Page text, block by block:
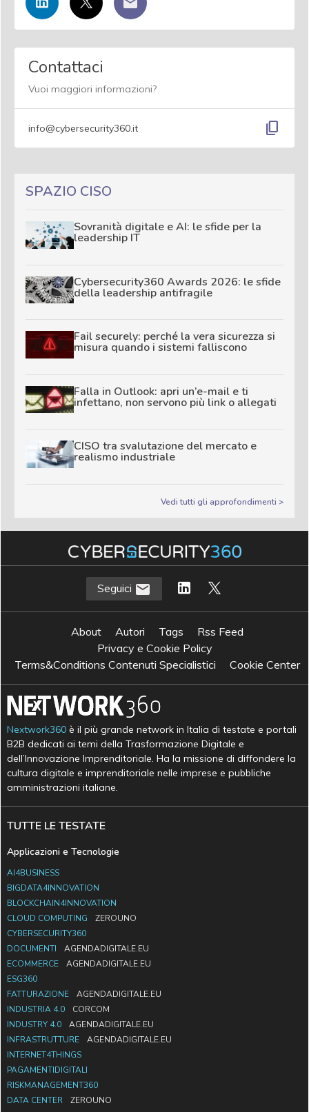
Contattaci
Vuoi maggiori informazioni?
info@cybersecurity360.it content_copy
SPAZIO CISO
Sovranità digitale e AI: le sfide per la
leadership IT
Cybersecurity360 Awards 2026: le sfide
della leadership antifragile
Fail securely: perché la vera sicurezza si
misura quando i sistemi falliscono
Falla in Outlook: apri un’e-mail e ti
infettano, non servono più link o allegati
CISO tra svalutazione del mercato e
realismo industriale
Vedi tutti gli approfondimenti >
Seguici
About Autori Tags
Rss Feed
Privacy e Cookie Policy
Terms&Conditions Contenuti Specialistici
Cookie Center
Nextwork360 è il più grande network in Italia di testate e portali
B2B dedicati ai temi della Trasformazione Digitale e
dell’Innovazione Imprenditoriale. Ha la missione di diffondere la
cultura digitale e imprenditoriale nelle imprese e pubbliche
amministrazioni italiane.
TUTTE LE TESTATE
Applicazioni e Tecnologie
AI4BUSINESS
BIGDATA4INNOVATION
BLOCKCHAIN4INNOVATION
CLOUD COMPUTING
ZEROUNO
CYBERSECURITY360
DOCUMENTI
AGENDADIGITALE.EU
ECOMMERCE
AGENDADIGITALE.EU
ESG360
FATTURAZIONE
AGENDADIGITALE.EU
INDUSTRIA 4.0
CORCOM
INDUSTRY 4.0
AGENDADIGITALE.EU
INFRASTRUTTURE
AGENDADIGITALE.EU
INTERNET4THINGS
PAGAMENTIDIGITALI
RISKMANAGEMENT360
DATA CENTER
ZEROUNO